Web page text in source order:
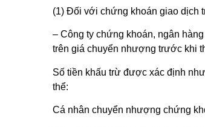
(1) Đối với chứng khoán giao dịch
– Công ty chứng khoán, ngân
trên giá chuyển nhượng trước khi
Số tiền khấu trừ được xác định
thể:
Cá nhân chuyển nhượng chứng